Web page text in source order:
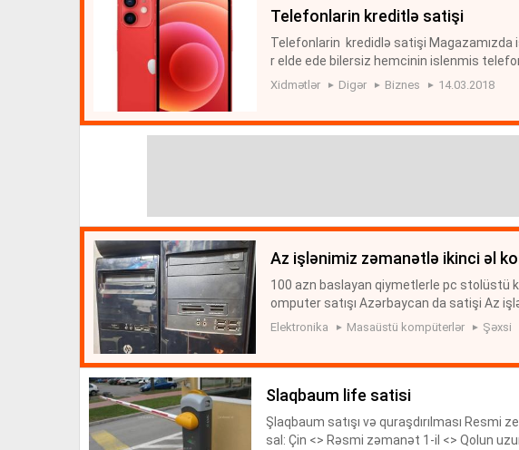
telefonlarin kreditlə satişi
Telefonlarin kredidlə satişi
r elde ede bilersiz hemcinin islenmis
arin temiri , proqram yazilmasi ve
Xidmətlər Digər Biznes 14.03.2018
az işlənimiz zəmanətlə ikinci əl
100 azn baslayan qiymetlerle pc stolüstü
omputer satışı Azərbaycan da satişi Az
satişi zəmanətlə ucuz qiymete kompuyter
Elektronika Masaüstü kompüterlər Şəxsi
slaqbaum life satisi
Şlaqbaum satışı və quraşdırılması
sal: Çin <> Rəsmi zəmanət 1-il <> Qolun